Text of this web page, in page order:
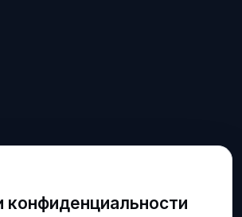
конфиденциальности